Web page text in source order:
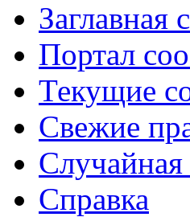
Заглавная
Портал
Текущие
Свежие
Случайная
Справка